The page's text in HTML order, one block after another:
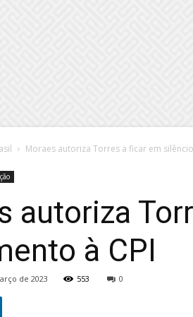
Moraes autoriza Torres a ficar em
autoriza
à CPI
de 2023 553 0